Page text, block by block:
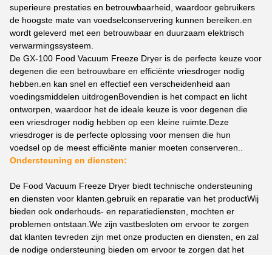
superieure prestaties en betrouwbaarheid, waardoor gebruikers
de hoogste mate van voedselconservering kunnen bereiken.en
wordt geleverd met een betrouwbaar en duurzaam elektrisch
verwarmingssysteem.
De GX-100 Food Vacuum Freeze Dryer is de perfecte keuze voor
degenen die een betrouwbare en efficiënte vriesdroger nodig
hebben.en kan snel en effectief een verscheidenheid aan
voedingsmiddelen uitdrogenBovendien is het compact en licht
ontworpen, waardoor het de ideale keuze is voor degenen die
een vriesdroger nodig hebben op een kleine ruimte.Deze
vriesdroger is de perfecte oplossing voor mensen die hun
voedsel op de meest efficiënte manier moeten conserveren..
Ondersteuning en diensten:
De Food Vacuum Freeze Dryer biedt technische ondersteuning
en diensten voor klanten.gebruik en reparatie van het productWij
bieden ook onderhouds- en reparatiediensten, mochten er
problemen ontstaan.We zijn vastbesloten om ervoor te zorgen
dat klanten tevreden zijn met onze producten en diensten, en zal
de nodige ondersteuning bieden om ervoor te zorgen dat het